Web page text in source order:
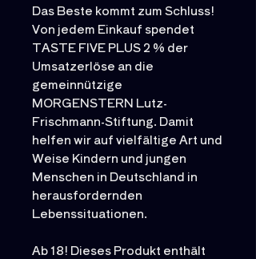
Das Beste kommt zum Schluss!
Von jedem Einkauf spendet
TASTE FIVE PLUS 2 % der
Umsatzerlöse an die
gemeinnützige
MORGENSTERN Lutz-
Frischmann-Stiftung. Damit
helfen wir auf vielfältige Art und
Weise Kindern und jungen
Menschen in Deutschland in
herausfordernden
Lebenssituationen.
Ab 18! Dieses Produkt enthält